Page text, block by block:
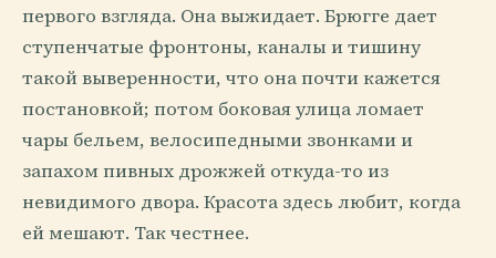
первого взгляда. Она выжидает. Брюгге дает
ступенчатые фронтоны, каналы и тишину
такой выверенности, что она почти кажется
постановкой; потом боковая улица ломает
чары бельем, велосипедными звонками и
запахом пивных дрожжей откуда-то из
невидимого двора. Красота здесь любит, когда
ей мешают. Так честнее.